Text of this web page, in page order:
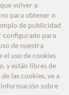
volver a
para obtener o
de publicidad
configurado para
de nuestra
el uso de cookies
y están libres de
las cookies, ve a
sobre